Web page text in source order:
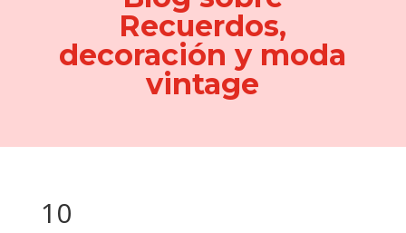
Recuerdos,
decoración y moda
vintage
10